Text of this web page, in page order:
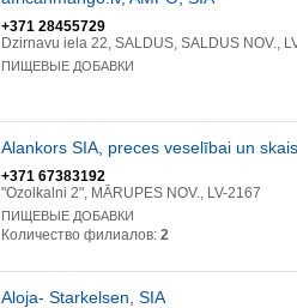
+371 28455729
Dzirnavu iela 22, SALDUS, SALDUS NOV.,
ПИЩЕВЫЕ ДОБАВКИ
Alankors SIA, preces veselībai un
+371 67383192
"Ozolkalni 2", MĀRUPES NOV., LV-2167
ПИЩЕВЫЕ ДОБАВКИ
Количество филиалов: 2
Aloja- Starkelsen, SIA